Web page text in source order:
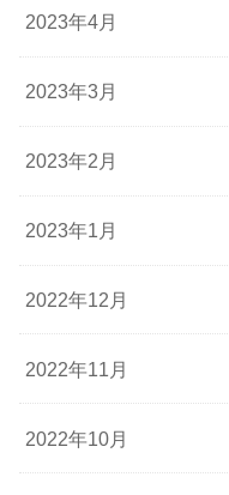
2023年4月
2023年3月
2023年2月
2023年1月
2022年12月
2022年11月
2022年10月